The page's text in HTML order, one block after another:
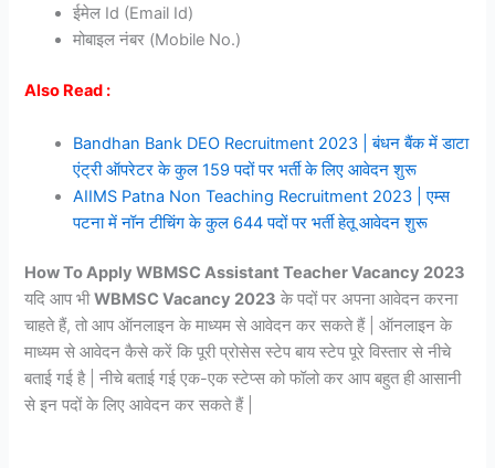
ईमेल Id (Email Id)
मोबाइल नंबर (Mobile No.)
Also Read :
Bandhan Bank DEO Recruitment 2023 | बंधन बैंक में डाटा
एंट्री ऑपरेटर के कुल 159 पदों पर भर्ती के लिए आवेदन शुरू
AIIMS Patna Non Teaching Recruitment 2023 | एम्स
पटना में नॉन टीचिंग के कुल 644 पदों पर भर्ती हेतू आवेदन शुरू
How To Apply WBMSC Assistant Teacher Vacancy 2023
यदि आप भीWBMSC Vacancy 2023 के पदों पर अपना आवेदन करना
चाहते हैं, तो आप ऑनलाइन के माध्यम से आवेदन कर सकते हैं | ऑनलाइन के
माध्यम से आवेदन कैसे करें कि पूरी प्रोसेस स्टेप बाय स्टेप पूरे विस्तार से नीचे
बताई गई है | नीचे बताई गई एक-एक स्टेप्स को फॉलो कर आप बहुत ही आसानी
से इन पदों के लिए आवेदन कर सकते हैं |